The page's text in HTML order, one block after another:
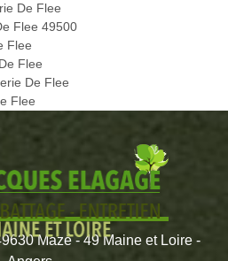
De Flee
Flee 49500
Flee
Flee
De Flee
Flee
Mazé - 49 Maine et Loire -